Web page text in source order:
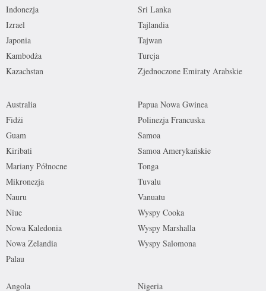
Indonezja
Izrael
Japonia
Kambodża
Kazachstan
Sri Lanka
Tajlandia
Tajwan
Turcja
Zjednoczone Emiraty Arabskie
Australia
Fidżi
Guam
Kiribati
Mariany Północne
Mikronezja
Nauru
Niue
Nowa Kaledonia
Nowa Zelandia
Palau
Papua Nowa Gwinea
Polinezja Francuska
Samoa
Samoa Amerykańskie
Tonga
Tuvalu
Vanuatu
Wyspy Cooka
Wyspy Marshalla
Wyspy Salomona
Angola
Nigeria